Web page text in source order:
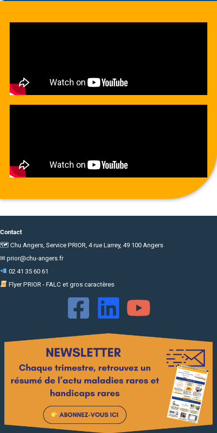
Contact
🗺 Chu Angers, Service PRIOR, 4 rue Larrey, 49 100 Angers
✉ prior@chu-angers.fr
02 41 35 60 61
Flyer PRIOR - FALC et gros caractères